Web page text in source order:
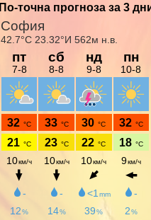
По-точна прогноза за 3